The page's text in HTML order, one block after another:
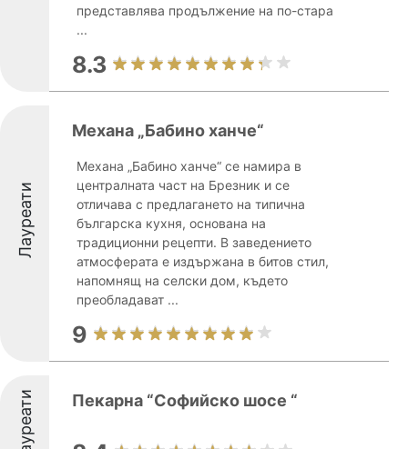
представлява продължение на по-стара
...
8.3
Лауреати
Механа „Бабино ханче“
Механа „Бабино ханче“ се намира в
централната част на Брезник и се
отличава с предлагането на типична
българска кухня, основана на
традиционни рецепти. В заведението
атмосферата е издържана в битов стил,
напомнящ на селски дом, където
преобладават ...
9
Лауреати Пекарна “Софийско шосе “